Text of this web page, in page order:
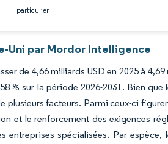
particulier
Uni par Mordor Intelligence
de 4,66 milliards USD en 2025 à
% sur la période 2026-2031. Bien que
facteurs. Parmi ceux-ci
et le renforcement des exigences
spécialisées. Par espèce,